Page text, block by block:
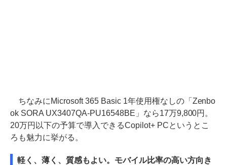
ちなみにMicrosoft 365 Basic 1年使用権なしの「Zenbo
ok SORA UX3407QA-PU16548BE」なら17万9,800円。
20万円以下の予算で導入できるCopilot+ PCというとこ
ろも魅力に挙がる。
軽く、薄く、質感もよい。モバイル比率の高い方向き